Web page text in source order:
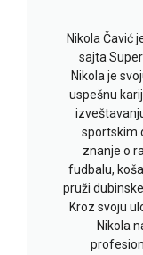
Nikola Čavić
sajta
Nikola je
uspešnu
sportskim
znanje o
fudbalu,
pruži
Kroz svoju
Nikola